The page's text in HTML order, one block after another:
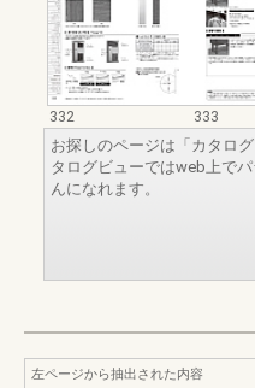
332
333
お探しのページは「カタロ
タログビューではweb上で
んになれます。
左ページから抽出された内容